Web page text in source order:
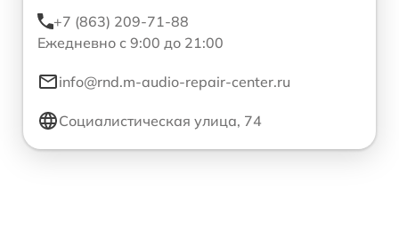
+7 (863) 209-71-88
Ежедневно с 9:00 до 21:00
info@rnd.m-audio-repair-center.ru
Социалистическая улица, 74